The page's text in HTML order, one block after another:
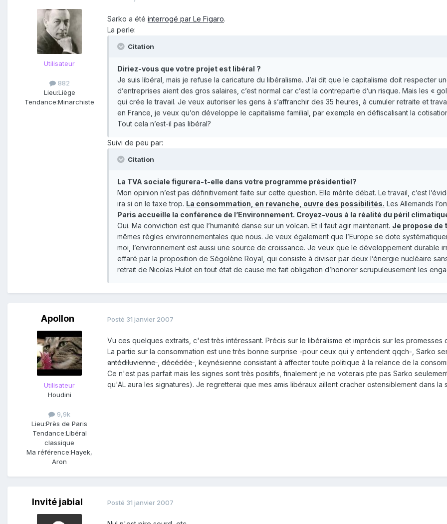
Utilisateur
882
Lieu:Liège
Tendance:Minarchiste
Sarko a été interrogé par Le Figaro.
La perle:
Citation
Diriez-vous que votre projet est libéral ?
Je suis libéral, mais je refuse la caricature du libéralisme. J’ai dit que le capitalisme doit respecter
d’entreprises aient des gros salaires, c’est normal car c’est la contrepartie d’un risque. Mais les «
qui crée le travail. Je veux autoriser les gens à s’affranchir des 35 heures, à cumuler retraite et
en France, je veux qu’on développe le capitalisme familial, par exemple en défiscalisant la
Tout cela n’est-il pas libéral?
Suivi de peu par:
Citation
La TVA sociale figurera-t-elle dans votre programme présidentiel?
Mon opinion n’est pas définitivement faite sur cette question. Elle mérite débat. Le travail, c’est
ira si on le taxe trop. La consommation, en revanche, ouvre des possibilités. Les Allemands
Paris accueille la conférence de l’Environnement. Croyez-vous à la réalité du péril
Oui. Ma conviction est que l’humanité danse sur un volcan. Et il faut agir maintenant. Je propose de
mêmes règles environnementales que nous. Je veux également que l’Europe se dote
moi, l’environnement est aussi une source de croissance. Je veux que le développement durable
effaré par la proposition de Ségolène Royal, qui consiste à diviser par deux l’énergie nucléaire
retrait de Nicolas Hulot en tout état de cause me fait obligation d’honorer scrupuleusement les
Apollon
Utilisateur
Houdini
9,9k
Lieu:Près de Paris
Tendance:Libéral
classique
Ma référence:Hayek,
Aron
Posté 31 janvier 2007
Vu ces quelques extraits, c'est très intéressant. Précis sur le libéralisme et imprécis sur les promesses
La partie sur la consommation est une très bonne surprise -pour ceux qui y entendent qqch-, Sarko
antédiluvienne décédée , keynésienne consistant à affecter toute politique à la relance de la
Ce n'est pas parfait mais les signes sont très positifs, finalement je ne voterais pte pas Sarko
qu'AL aura les signatures). Je regretterai que mes amis libéraux aillent cracher ostensiblement dans
Invité jabial Posté 31 janvier 2007